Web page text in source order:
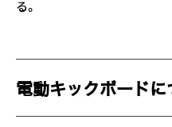
る。
電動キックボードに